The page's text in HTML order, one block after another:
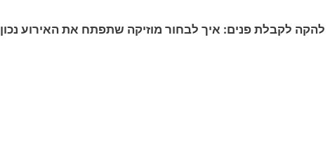
להקה לקבלת פנים: איך לבחור מוזיקה שתפתח את האירוע נכון